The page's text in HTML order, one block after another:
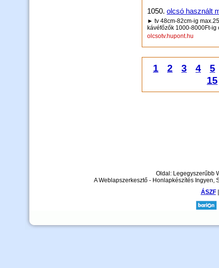
1050. olcsó használt
► tv 48cm-82cm-ig
kávéfőzők 1000-8000Ft-ig
olcsotv.hupont.hu
1 2 3 4
5
15
Oldal: Legegyszerűbb
A Weblapszerkesztő - Honlapkészítés Ingyen,
ÁSZF